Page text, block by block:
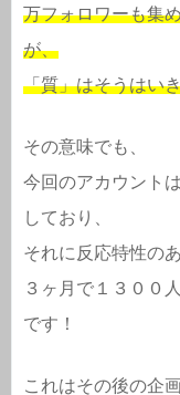
万フォロワーも集
が、
「質」はそうはい
その意味でも、
今回のアカウント
しており、
それに反応特性の
３ヶ月で１３００
です！
これはその後の企